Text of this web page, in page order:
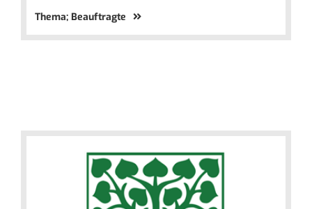
Thema; Beauftragte